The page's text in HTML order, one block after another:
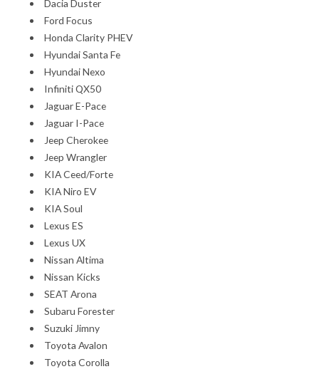
Dacia Duster
Ford Focus
Honda Clarity PHEV
Hyundai Santa Fe
Hyundai Nexo
Infiniti QX50
Jaguar E-Pace
Jaguar I-Pace
Jeep Cherokee
Jeep Wrangler
KIA Ceed/Forte
KIA Niro EV
KIA Soul
Lexus ES
Lexus UX
Nissan Altima
Nissan Kicks
SEAT Arona
Subaru Forester
Suzuki Jimny
Toyota Avalon
Toyota Corolla